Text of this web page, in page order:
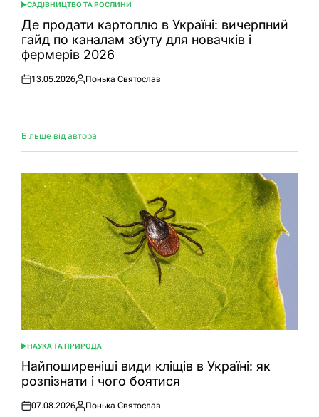
ОПУБЛІКУВАТИ
У
САДІВНИЦТВО ТА РОСЛИНИ
Де продати картоплю в Україні: вичерпний
гайд по каналам збуту для новачків і
фермерів 2026
Оприлюднено
13.05.2026
Опубліковано
Понька Святослав
Більше від автора
ОПУБЛІКУВАТИ
У
НАУКА ТА ПРИРОДА
Найпоширеніші види кліщів в Україні: як
розпізнати і чого боятися
Оприлюднено
07.08.2026
Опубліковано
Понька Святослав